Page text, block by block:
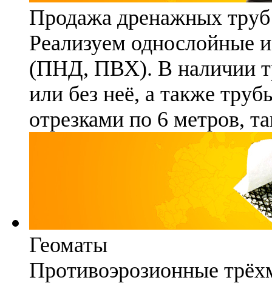
Продажа дренажных труб
Реализуем однослойные
(ПНД, ПВХ). В наличии
или без неё, а также
отрезками по 6 метров,
Геоматы
Противоэрозионные